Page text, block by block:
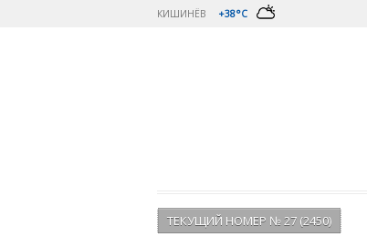
КИШИНЁВ +38°C
ТЕКУЩИЙ НОМЕР № 27 (2450)